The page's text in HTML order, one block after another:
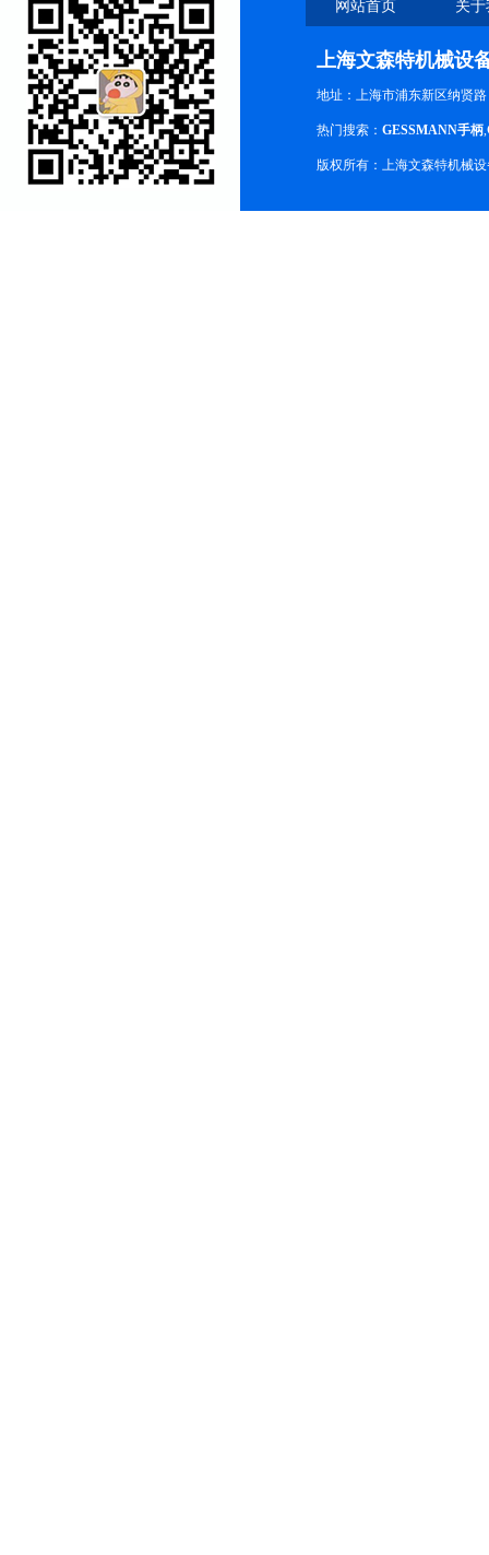
网站首页 关
上海文森特机械设
地址：上海市浦东新区纳贤路
热门搜索： GESSMANN手柄,
版权所有：上海文森特机械